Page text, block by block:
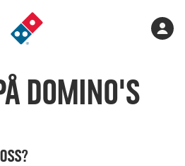
Gå
till
Domino's